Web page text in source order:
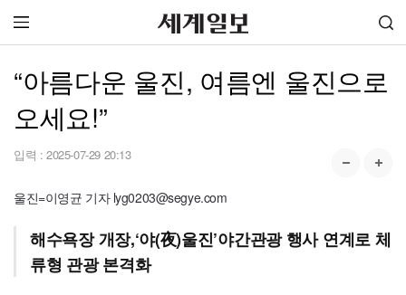
“아름다운 울진, 여름엔 울진으로
오세요!”
입력 : 2025-07-29 20:13
울진=이영균 기자 lyg0203@segye.com
해수욕장 개장,‘야(夜)울진’야간관광 행사 연계로 체
류형 관광 본격화